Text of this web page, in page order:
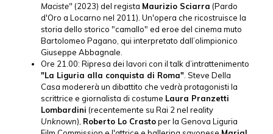
Maciste" (2023) del regista Maurizio Sciarra (Pardo
d'Oro a Locarno nel 2011). Un'opera che ricostruisce la
storia dello storico "camallo" ed eroe del cinema muto
Bartolomeo Pagano, qui interpretato dall’olimpionico
Giuseppe Abbagnale.
Ore 21.00: Ripresa dei lavori con il talk d’intrattenimento
"La Liguria alla conquista di Roma" . Steve Della
Casa modererà un dibattito che vedrà protagonisti la
scrittrice e giornalista di costume Laura Pranzetti
Lombardini (recentemente su Rai 2 nel reality
Unknown), Roberto Lo Crastoper la Genova Liguria